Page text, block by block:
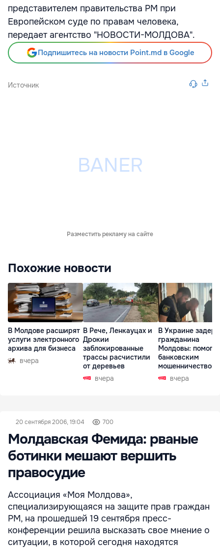
представителем правительства РМ при
Европейском суде по правам человека,
передает агентство "НОВОСТИ-МОЛДОВА".
Подпишитесь на новости Point.md в Google
Источник
Разместить рекламу на сайте
Похожие новости
В Молдове расширят
услуги электронного
архива для бизнеса
вчера
В Рече, Ленкауцах и
Дрокии
заблокированные
трассы расчистили
от деревьев
вчера
В Украине
гражданина
Молдовы:
банковским
мошенничеством
Чехиивчера
20 сентября 2006, 19:04 700
Молдавская Фемида: рваные
ботинки мешают вершить
правосудие
Ассоциация «Моя Молдова»,
специализирующаяся на защите прав граждан
РМ, на прошедшей 19 сентября пресс-
конференции решила высказать свое мнение о
ситуации, в которой сегодня находятся